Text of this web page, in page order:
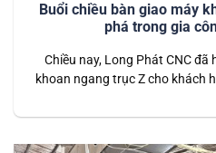
Buổi chiều bàn giao máy
phá trong gia
Chiều nay, Long Phát CNC
khoan ngang trục Z cho khách
các công đoạn khoan ngang